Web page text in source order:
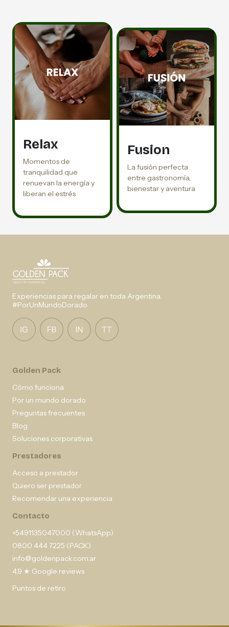
Relax
Momentos de
tranquilidad que
renuevan la energía y
liberan el estrés
Fusion
La fusión perfecta
entre gastronomía,
bienestar y aventura
Experiencias para regalar en toda Argentina.
#PorUnMundoDorado
Golden Pack
Cómo funciona
Por un mundo dorado
Preguntas frecuentes
Blog
Soluciones corporativas
Prestadores
Acceso a prestador
Quiero ser prestador
Recomendar una experiencia
Contacto
+5491135047000 (WhatsApp)
0800 444 7225 (PACK)
info@goldenpack.com.ar
4,9 ★ Google reviews
Puntos de retiro